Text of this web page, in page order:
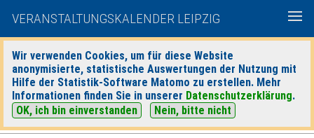
VERANSTALTUNGSKALENDER LEIPZIG
Wir verwenden Cookies, um für diese Website
anonymisierte, statistische Auswertungen der Nutzung mit
Hilfe der Statistik-Software Matomo zu erstellen. Mehr
Informationen finden Sie in unserer Datenschutzerklärung.
OK, ich bin einverstanden
Nein, bitte nicht
heute|morgen| Detaillierte Suche